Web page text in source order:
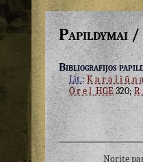
Papildymai
Bibliografijos
Lit.:
Orel HGE320;
Norite